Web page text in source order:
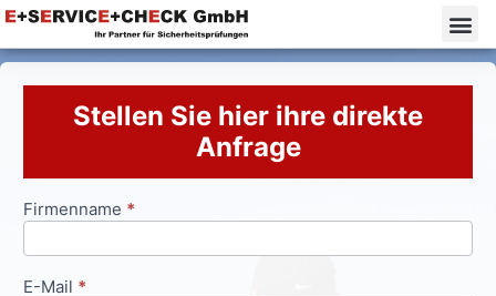
Stellen Sie hier ihre direkte
Anfrage
Anfrageformular
Firmenname *
E-Mail *